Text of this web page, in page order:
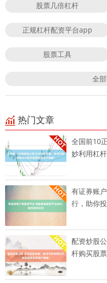
股票几倍杠杆
正规杠杆配资平台app
股票工具
全
热门文章
全国前10
妙利用杠
有证券账
行，助你
配资炒股
杆购买股